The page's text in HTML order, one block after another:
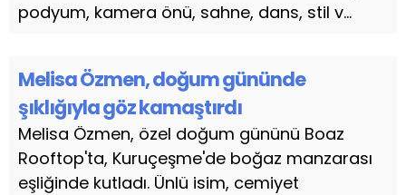
podyum, kamera önü, sahne, dans, stil v...
Melisa Özmen, doğum gününde
şıklığıyla göz kamaştırdı
Melisa Özmen, özel doğum gününü Boaz
Rooftop'ta, Kuruçeşme'de boğaz manzarası
eşliğinde kutladı. Ünlü isim, cemiyet